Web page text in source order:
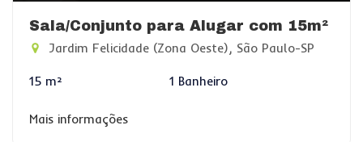
Sala/Conjunto para Alugar com 15m²
Jardim Felicidade (Zona Oeste), São Paulo-SP
15 m² 1 Banheiro
Mais informações